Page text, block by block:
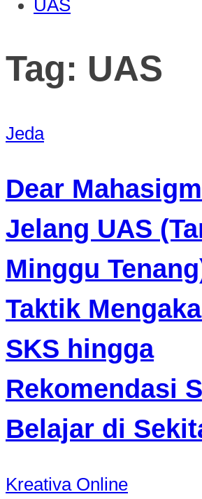
UAS
Tag: UAS
Jeda
Dear
Jelang UAS
Minggu
Taktik
SKS hingga
Rekomendasi
Belajar di
Kreativa Online